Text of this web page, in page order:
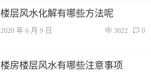
楼层风水化解有哪些方法呢
2020 年 6 月 9 日 3022 0
楼房楼层风水有哪些注意事项